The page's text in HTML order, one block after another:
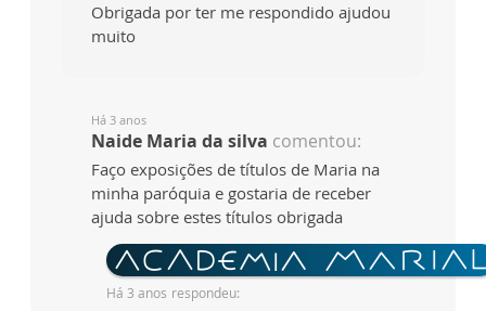
Obrigada por ter me respondido ajudou
muito
Há 3 anos
Naide Maria da silva comentou:
Faço exposições de títulos de Maria na
minha paróquia e gostaria de receber
ajuda sobre estes títulos obrigada
Há 3 anos respondeu: